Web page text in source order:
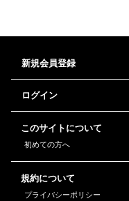
新規会員登録
ログイン
このサイトについて
初めての方へ
規約について
プライバシーポリシー